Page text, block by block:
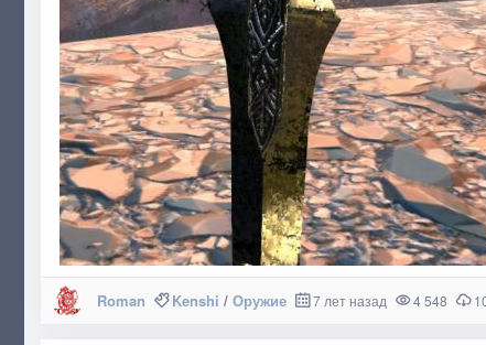
Roman Kenshi / Оружие 7 лет назад 4 548